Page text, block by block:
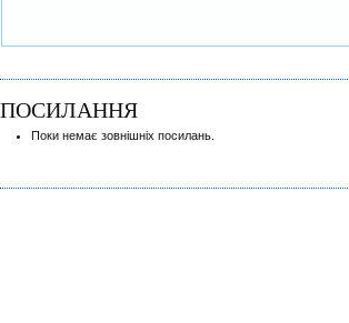
ПОСИЛАННЯ
Поки немає зовнішніх посилань.